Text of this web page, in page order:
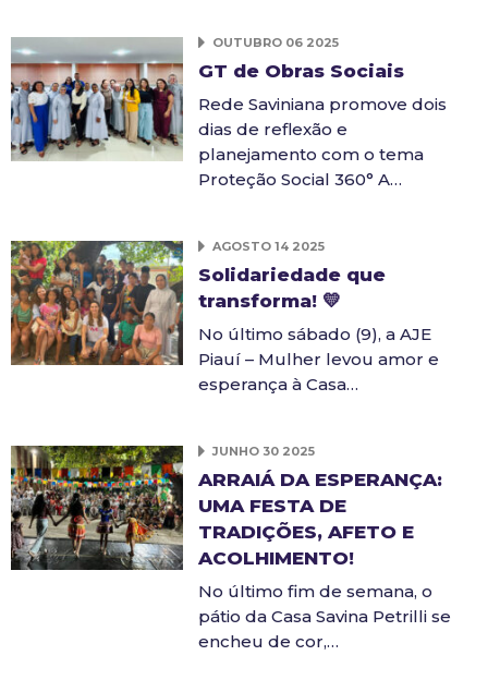
OUTUBRO 06 2025
GT de Obras Sociais
Rede Saviniana promove dois
dias de reflexão e
planejamento com o tema
Proteção Social 360° A…
AGOSTO 14 2025
Solidariedade que
transforma! 💛
No último sábado (9), a AJE
Piauí – Mulher levou amor e
esperança à Casa…
JUNHO 30 2025
ARRAIÁ DA ESPERANÇA:
UMA FESTA DE
TRADIÇÕES, AFETO E
ACOLHIMENTO!
No último fim de semana, o
pátio da Casa Savina Petrilli se
encheu de cor,…